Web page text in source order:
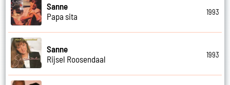
Sanne
Papa sita
1993
Sanne
Rijsel Roosendaal
1993